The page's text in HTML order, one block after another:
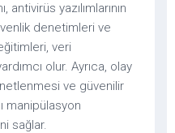
antivirüs yazılımlarının
denetimleri ve
veri
olur. Ayrıca, olay
ve güvenilir
manipülasyon
sağlar.